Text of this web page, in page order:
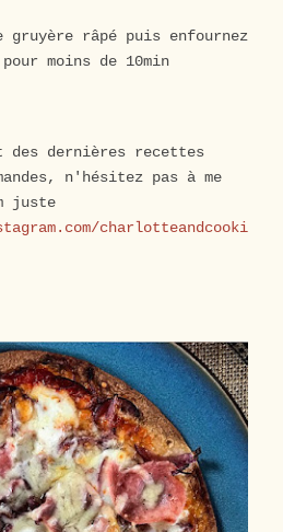
râpé puis enfournez
moins de 10min
des dernières recettes
n'hésitez pas à me
juste
charlotteandcooki